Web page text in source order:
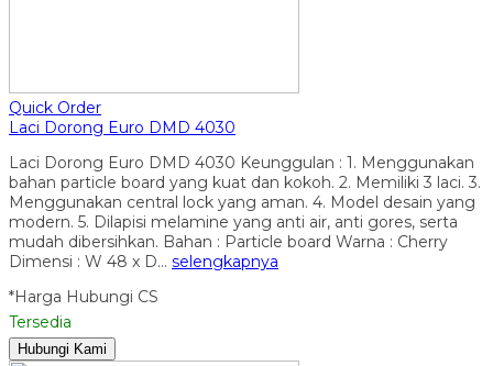
Quick Order
Laci Dorong Euro DMD 4030
Laci Dorong Euro DMD 4030 Keunggulan : 1. Menggunakan
bahan particle board yang kuat dan kokoh. 2. Memiliki 3 laci. 3.
Menggunakan central lock yang aman. 4. Model desain yang
modern. 5. Dilapisi melamine yang anti air, anti gores, serta
mudah dibersihkan. Bahan : Particle board Warna : Cherry
Dimensi : W 48 x D… selengkapnya
*Harga Hubungi CS
Tersedia
Hubungi Kami